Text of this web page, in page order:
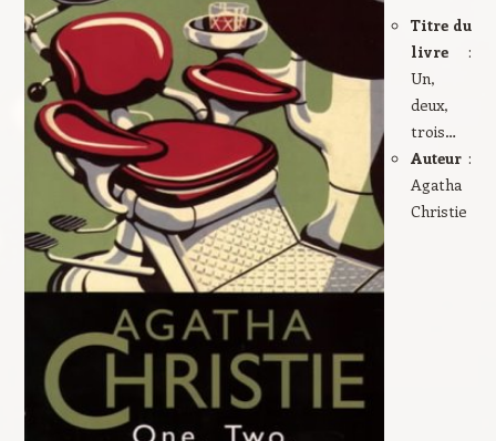
Titre du
livre:
Un,
deux,
trois…
Auteur:
Agatha
Christie